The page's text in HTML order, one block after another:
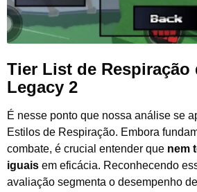
Tier List de Respiração
Legacy 2
É nesse ponto que nossa análise se
Estilos de Respiração. Embora
combate, é crucial entender que nem
iguais em eficácia. Reconhecendo
avaliação segmenta o desempenho